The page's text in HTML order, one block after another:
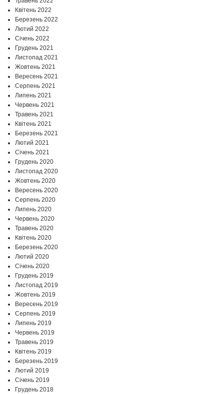
Квітень 2022
Березень 2022
Лютий 2022
Січень 2022
Грудень 2021
Листопад 2021
Жовтень 2021
Вересень 2021
Серпень 2021
Липень 2021
Червень 2021
Травень 2021
Квітень 2021
Березень 2021
Лютий 2021
Січень 2021
Грудень 2020
Листопад 2020
Жовтень 2020
Вересень 2020
Серпень 2020
Липень 2020
Червень 2020
Травень 2020
Квітень 2020
Березень 2020
Лютий 2020
Січень 2020
Грудень 2019
Листопад 2019
Жовтень 2019
Вересень 2019
Серпень 2019
Липень 2019
Червень 2019
Травень 2019
Квітень 2019
Березень 2019
Лютий 2019
Січень 2019
Грудень 2018